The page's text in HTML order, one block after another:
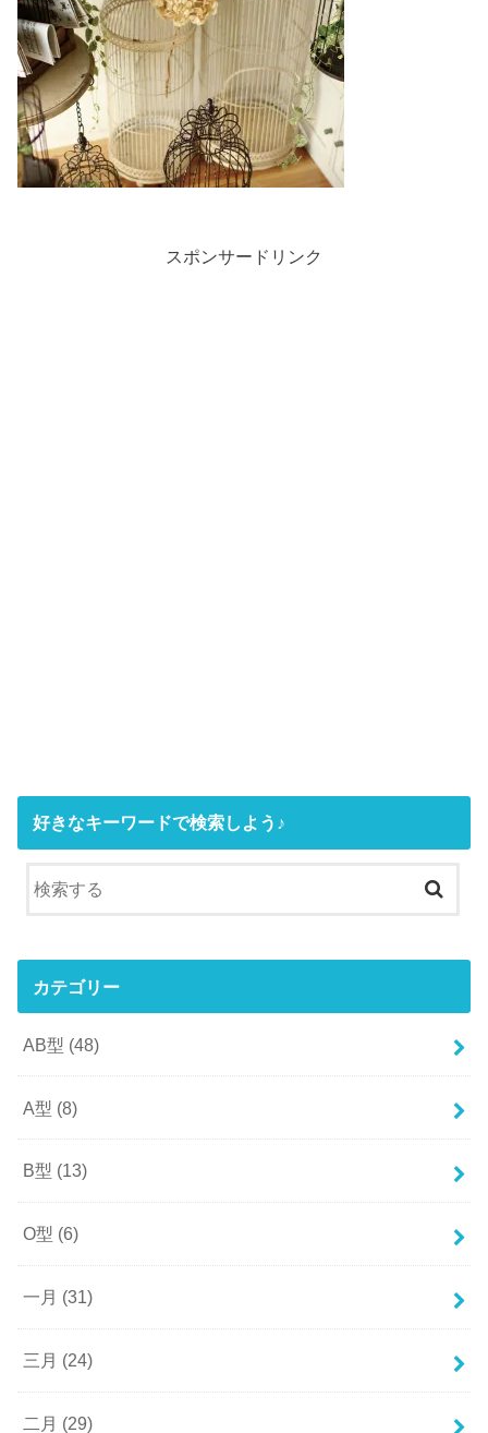
スポンサードリンク
好きなキーワードで検索しよう♪
カテゴリー
AB型 (48)
A型 (8)
B型 (13)
O型 (6)
一月 (31)
三月 (24)
二月 (29)